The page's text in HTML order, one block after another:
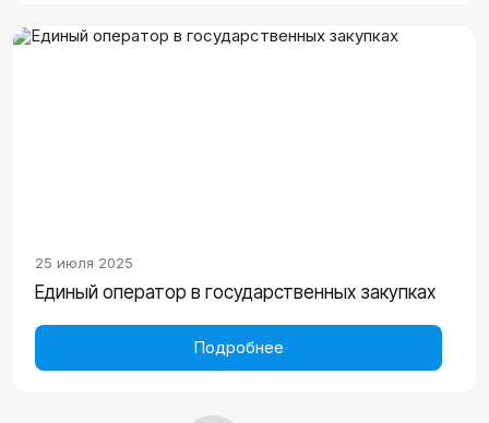
25 июля 2025
Единый оператор в государственных закупках
Подробнее